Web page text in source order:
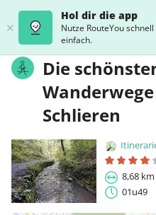
Hol dir die app
Nutze RouteYou
einfach.
Die
Schlieren
8,68 km
01u49